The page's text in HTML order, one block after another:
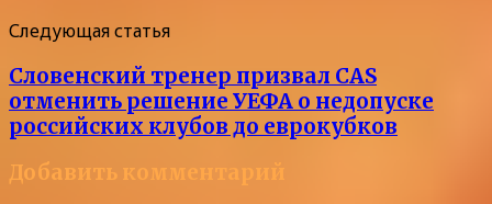
Следующая статья
Словенский тренер призвал CAS
отменить решение УЕФА о недопуске
российских клубов до еврокубков
Добавить комментарий